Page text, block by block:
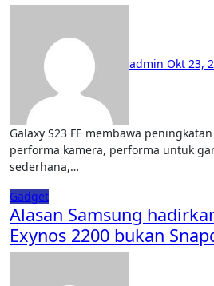
admin Okt 23,
Galaxy S23 FE membawa peningkatan pada tiga lini yaitu dari
performa kamera, performa untuk
sederhana,…
Gadget
Alasan Samsung
Exynos 2200 bukan